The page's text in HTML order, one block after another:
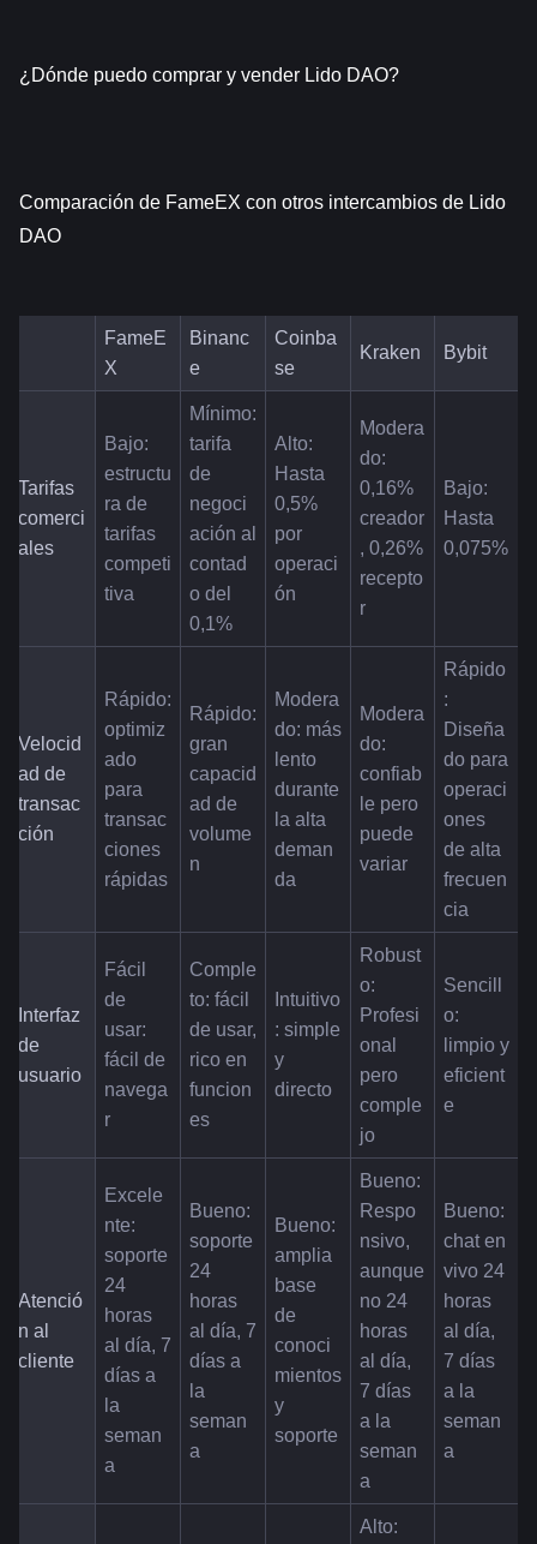
¿Dónde puedo comprar y vender Lido DAO?
Comparación de FameEX con otros intercambios de Lido
DAO
FameE
X
Binanc
e
Coinba
se
Kraken Bybit
Tarifas
comerci
ales
Bajo:
estructu
ra de
tarifas
competi
tiva
Mínimo:
tarifa
de
negoci
ación al
contad
o del
0,1%
Alto:
Hasta
0,5%
por
operaci
ón
Modera
do:
0,16%
creador
, 0,26%
recepto
r
Bajo:
Hasta
0,075%
Velocid
ad de
transac
ción
Rápido:
optimiz
ado
para
transac
ciones
rápidas
Rápido:
gran
capacid
ad de
volume
n
Modera
do: más
lento
durante
la alta
deman
da
Modera
do:
confiab
le pero
puede
variar
Rápido
:
Diseña
do para
operaci
ones
de alta
frecuen
cia
Interfaz
de
usuario
Fácil
de
usar:
fácil de
navega
r
Comple
to: fácil
de usar,
rico en
funcion
es
Intuitivo
: simple
y
directo
Robust
o:
Profesi
onal
pero
comple
jo
Sencill
o:
limpio y
eficient
e
Atenció
n al
cliente
Excele
nte:
soporte
24
horas
al día, 7
días a
la
seman
a
Bueno:
soporte
24
horas
al día, 7
días a
la
seman
a
Bueno:
amplia
base
de
conoci
mientos
y
soporte
Bueno:
Respo
nsivo,
aunque
no 24
horas
al día,
7 días
a la
seman
a
Bueno:
chat en
vivo 24
horas
al día,
7 días
a la
seman
a
Alto: